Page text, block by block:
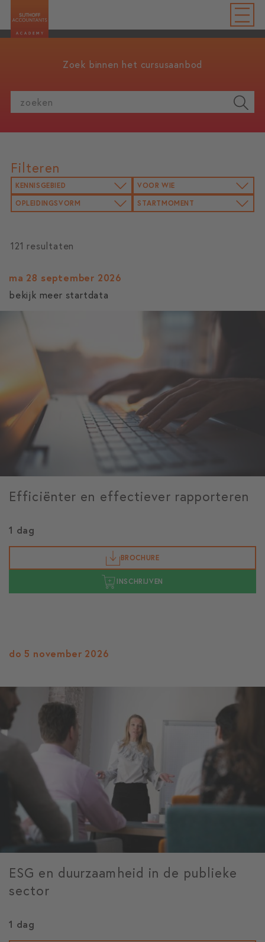
Zoek binnen het cursusaanbod
zoeken
Filteren
KENNISGEBIED
VOOR WIE
OPLEIDINGSVORM
STARTMOMENT
121 resultaten
ma 28 september 2026
bekijk meer startdata
Efficiënter en effectiever rapporteren
1 dag
BROCHURE
INSCHRIJVEN
do 5 november 2026
ESG en duurzaamheid in de publieke
sector
1 dag